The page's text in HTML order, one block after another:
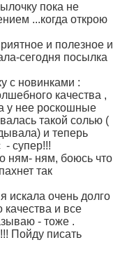
пока не
...когда открою
и полезное и
сегодня посылка
с новинками :
качества ,
у нее роскошные
такой солью (
и теперь
- супер!!!
ням- ням, боюсь что
так
искала очень долго
качества и все
- тоже .
Пойду писать